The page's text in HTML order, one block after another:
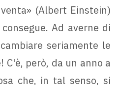
(Albert Einstein)
Ad averne di
seriamente le
C'è, però, da un anno a
che, in tal senso, si